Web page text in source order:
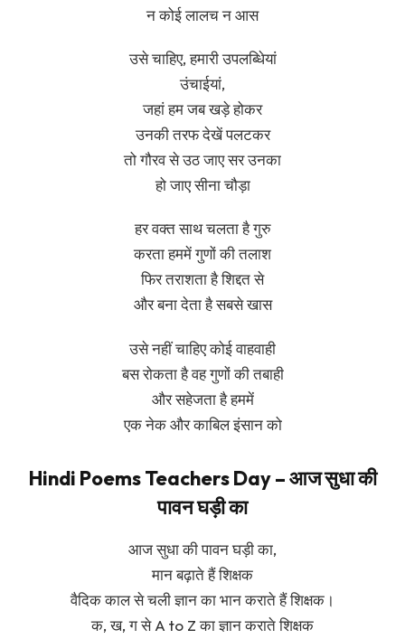
न कोई लालच न आस
उसे चाहिए, हमारी उपलब्धिेयां
उंचाईयां,
जहां हम जब खड़े होकर
उनकी तरफ देखें पलटकर
तो गौरव से उठ जाए सर उनका
हो जाए सीना चौड़ा
हर वक्त साथ चलता है गुरु
करता हममें गुणों की तलाश
फिर तराशता है शिद्दत से
और बना देता है सबसे खास
उसे नहीं चाहिए कोई वाहवाही
बस रोकता है वह गुणों की तबाही
और सहेजता है हममें
एक नेक और काबिल इंसान को
Hindi Poems Teachers Day – आज सुधा की
पावन घड़ी का
आज सुधा की पावन घड़ी का,
मान बढ़ाते हैं शिक्षक
वैदिक काल से चली ज्ञान का भान कराते हैं शिक्षक।
क, ख, ग से A to Z का ज्ञान कराते शिक्षक